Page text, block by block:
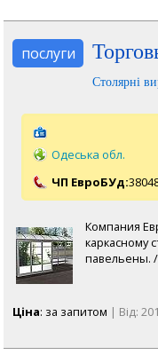
послуги
Столярні
Одеська обл.
ЧП ЕвроБУд:
Компания
каркасному
Ціна: за запитом | Від: